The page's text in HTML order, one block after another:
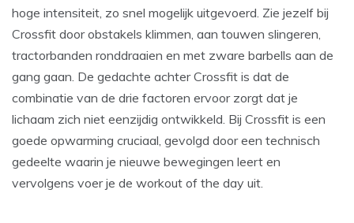
hoge intensiteit, zo snel mogelijk uitgevoerd. Zie jezelf bij
Crossfit door obstakels klimmen, aan touwen slingeren,
tractorbanden ronddraaien en met zware barbells aan de
gang gaan. De gedachte achter Crossfit is dat de
combinatie van de drie factoren ervoor zorgt dat je
lichaam zich niet eenzijdig ontwikkeld. Bij Crossfit is een
goede opwarming cruciaal, gevolgd door een technisch
gedeelte waarin je nieuwe bewegingen leert en
vervolgens voer je de workout of the day uit.